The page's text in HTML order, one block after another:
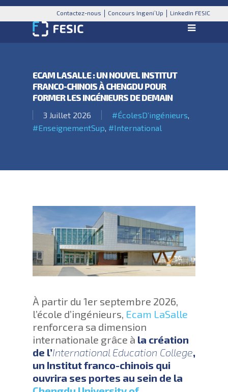
Contactez-nous Concours Ingeni’Up LinkedIn FESIC
ECAM LASALLE : UN NOUVEL INSTITUT
FRANCO-CHINOIS À CHENGDU POUR
FORMER LES INGÉNIEURS DE DEMAIN
3 Juillet 2026 #ÉcolesD’ingénieurs,
#EnseignementSup, #International
À partir du 1er septembre 2026,
l’école d’ingénieurs, Ecam LaSalle
renforcera sa dimension
internationale grâce à la création
de l’International Education College,
un Institut franco-chinois qui
ouvrira ses portes au sein de la